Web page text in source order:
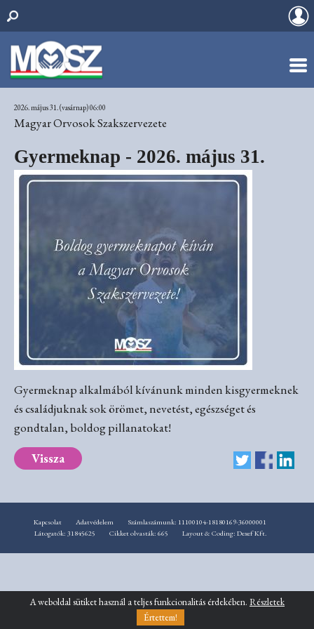
2026. május 31. (vasárnap) 06:00
Magyar Orvosok Szakszervezete
Gyermeknap - 2026. május 31.
Gyermeknap alkalmából kívánunk minden kisgyermeknek
és családjuknak sok örömet, nevetést, egészséget és
gondtalan, boldog pillanatokat!
Vissza
Kapcsolat Adatvédelem
Számlaszámunk: 11100104-18180169-36000001
Látogatók: 31845625
Cikket olvasták: 665 Layout & Coding: Dexef Kft.
A weboldal sütiket használ a teljes funkcionalitás érdekében. Részletek